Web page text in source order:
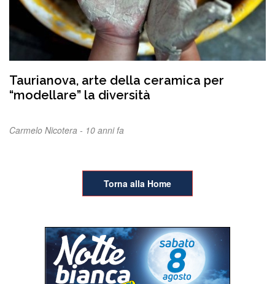
Taurianova, arte della ceramica per
“modellare” la diversità
Carmelo Nicotera - 10 anni fa
Torna alla Home